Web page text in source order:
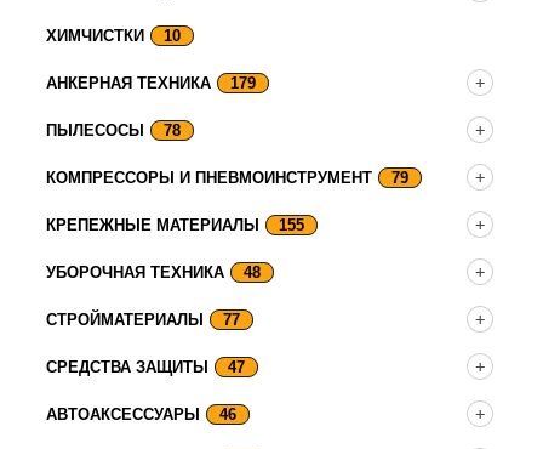
ХИМЧИСТКИ 10
АНКЕРНАЯ ТЕХНИКА 179
ПЫЛЕСОСЫ 78
КОМПРЕССОРЫ И ПНЕВМОИНСТРУМЕНТ 79
КРЕПЕЖНЫЕ МАТЕРИАЛЫ 155
УБОРОЧНАЯ ТЕХНИКА 48
СТРОЙМАТЕРИАЛЫ 77
СРЕДСТВА ЗАЩИТЫ 47
АВТОАКСЕССУАРЫ 46